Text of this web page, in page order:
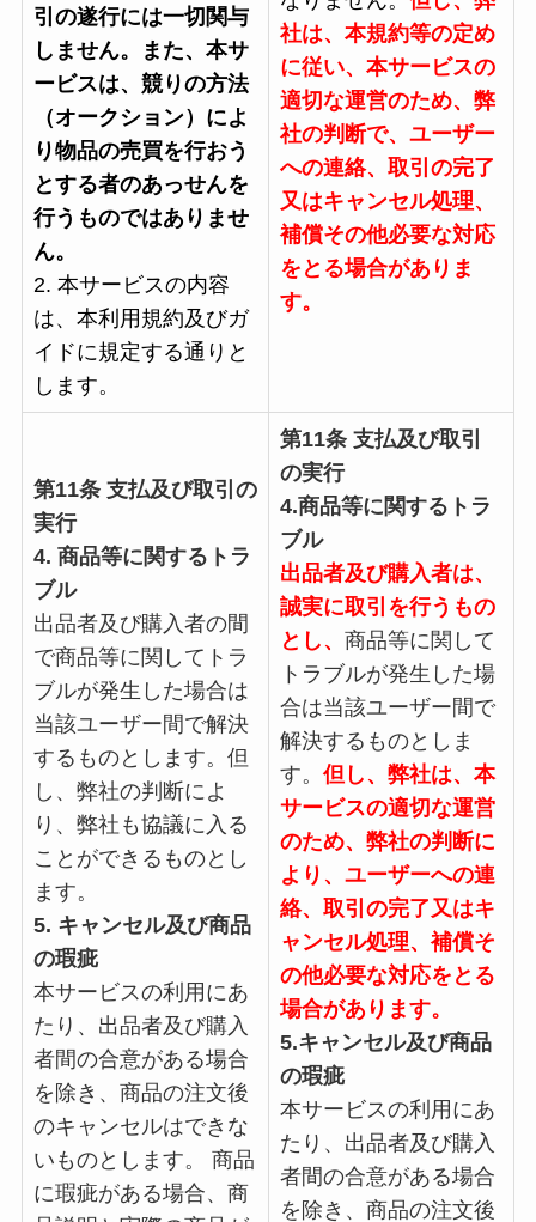
引の遂行には一切関与
しません。また、本サ
ービスは、競りの方法
（オークション）によ
り物品の売買を行おう
とする者のあっせんを
行うものではありませ
ん。
2. 本サービスの内容
は、本利用規約及びガ
イドに規定する通りと
します。
社は、本規約等の定め
に従い、本サービスの
適切な運営のため、弊
社の判断で、ユーザー
への連絡、取引の完了
又はキャンセル処理、
補償その他必要な対応
をとる場合がありま
す。
第11条 支払及び取引の
実行
4. 商品等に関するトラ
ブル
出品者及び購入者の間
で商品等に関してトラ
ブルが発生した場合は
当該ユーザー間で解決
するものとします。但
し、弊社の判断によ
り、弊社も協議に入る
ことができるものとし
ます。
5. キャンセル及び商品
の瑕疵
本サービスの利用にあ
たり、出品者及び購入
者間の合意がある場合
を除き、商品の注文後
のキャンセルはできな
いものとします。 商品
に瑕疵がある場合、商
第11条 支払及び取引
の実行
4.商品等に関するトラ
ブル
出品者及び購入者は、
誠実に取引を行うもの
とし、 商品等に関して
トラブルが発生した場
合は当該ユーザー間で
解決するものとしま
す。 但し、弊社は、本
サービスの適切な運営
のため、弊社の判断に
より、ユーザーへの連
絡、取引の完了又はキ
ャンセル処理、補償そ
の他必要な対応をとる
場合があります。
5.キャンセル及び商品
の瑕疵
本サービスの利用にあ
たり、出品者及び購入
者間の合意がある場合
を除き、商品の注文後